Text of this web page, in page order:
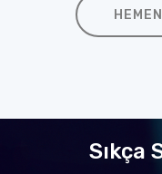
Sıkça